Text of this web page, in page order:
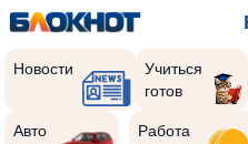
Новости
Учиться
готов
Авто Работа